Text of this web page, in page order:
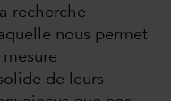
recherche
nous permet
de leurs